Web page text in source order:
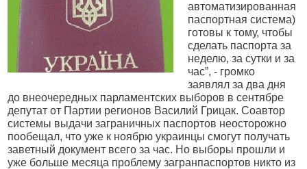
автоматизированная
паспортная система)
готовы к тому, чтобы
сделать паспорта за
неделю, за сутки и за
час”, - громко
заявлял за два дня
до внеочередных парламентских выборов в сентябре
депутат от Партии регионов Василий Грицак. Соавтор
системы выдачи заграничных паспортов неосторожно
пообещал, что уже к ноябрю украинцы смогут получать
заветный документ всего за час. Но выборы прошли и
уже больше месяца проблему загранпаспортов никто из